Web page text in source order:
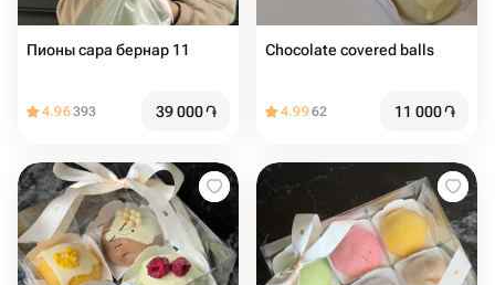
Пионы сара бернар 11
4.96393 39 000֏
Chocolate covered balls
4.9962 11 000֏